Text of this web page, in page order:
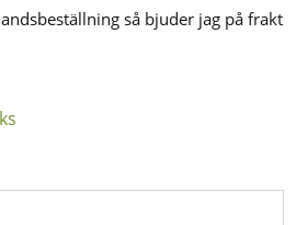
så bjuder jag på frakt